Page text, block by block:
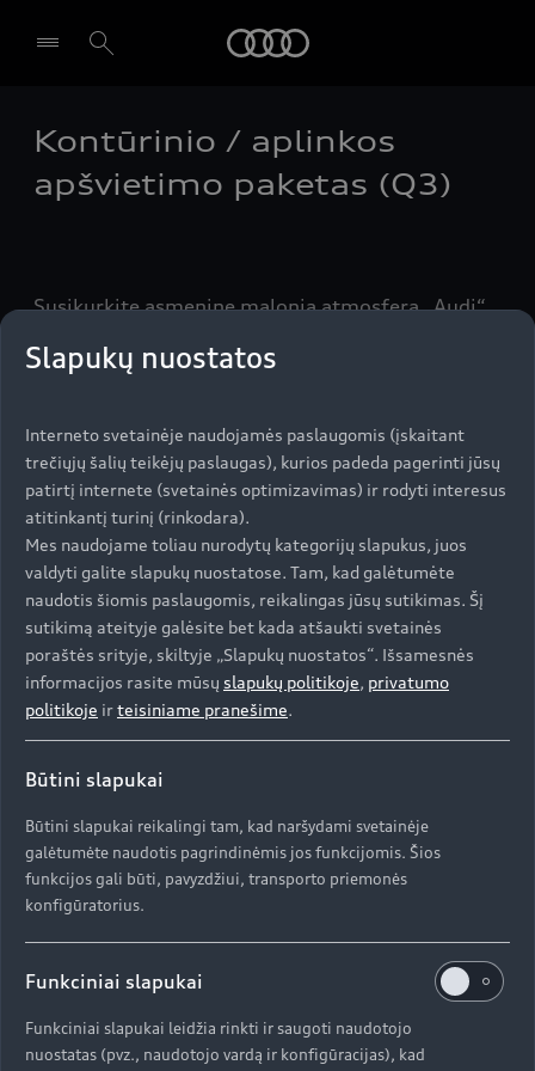
Pasirinkti atstovybę
Kontūrinio / aplinkos
apšvietimo paketas (Q3)
Susikurkite asmeninę malonią atmosferą „Audi“
galite rinktis iš 30 skirtingų spalvų ir pritaikyti
Modeliai
Visi modeliai
Įsigyti Audi
Specialūs pasiūlymai
Automobiliai sandėlyje
Naudoti Audi
Audi Lizingas
Audi servisas
Servisas ir aptarnavimas
Serviso akcijos
Originalūs aksesuarai
Garantijos
Naujienos
Perdirbimas
AUDI AG
Apie kompaniją (ENG)
Apie kompaniją (ENG)
Kontaktai
Informacija apie importuotoją
Slapukų nuostatos
Interneto svetainėje naudojamės paslaugomis (įskaitant
trečiųjų šalių teikėjų paslaugas), kurios padeda pagerinti jūsų
patirtį internete (svetainės optimizavimas) ir rodyti interesus
atitinkantį turinį (rinkodara).
Mes naudojame toliau nurodytų kategorijų slapukus, juos
valdyti galite slapukų nuostatose. Tam, kad galėtumėte
naudotis šiomis paslaugomis, reikalingas jūsų sutikimas. Šį
sutikimą ateityje galėsite bet kada atšaukti svetainės
poraštės srityje, skiltyje „Slapukų nuostatos“. Išsamesnės
informacijos rasite mūsų slapukų politikoje, privatumo
politikoje irteisiniame pranešime.
Būtini slapukai
Būtini slapukai reikalingi tam, kad naršydami svetainėje
galėtumėte naudotis pagrindinėmis jos funkcijomis. Šios
funkcijos gali būti, pavyzdžiui, transporto priemonės
konfigūratorius.
Funkciniai slapukai
Funkciniai slapukai leidžia rinkti ir saugoti naudotojo
nuostatas (pvz., naudotojo vardą ir konfigūracijas), kad